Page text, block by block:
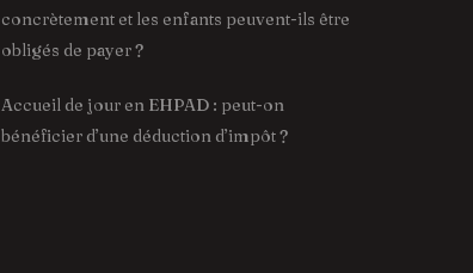
concrètement et les enfants peuvent-ils être
obligés de payer ?
Accueil de jour en EHPAD : peut-on
bénéficier d’une déduction d’impôt ?